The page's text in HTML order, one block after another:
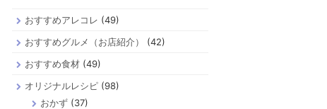
おすすめアレコレ (49)
おすすめグルメ（お店紹介）
(42)
おすすめ食材(49)
オリジナルレシピ(98)
おかず(37)